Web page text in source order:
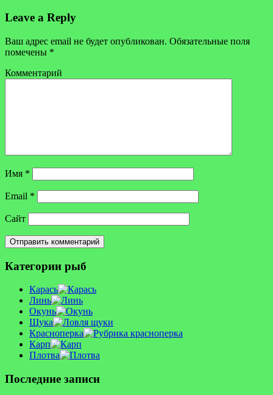
Leave a Reply
Ваш адрес email не будет опубликован. Обязательные поля
помечены *
Комментарий
Имя *
Email *
Сайт
Категории рыб
Карась
Линь
Окунь
Щука
Красноперка
Карп
Плотва
Последние записи